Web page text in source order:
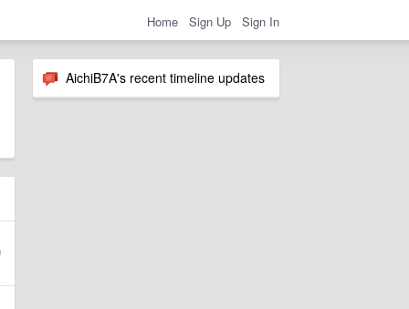
Home Sign Up Sign In
AichiB7A's recent timeline updates